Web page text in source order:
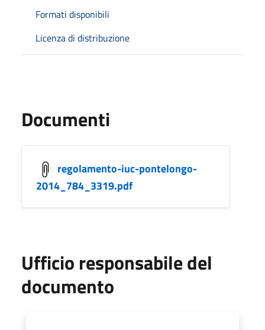
Formati disponibili
Licenza di distribuzione
Documenti
regolamento-iuc-pontelongo-
2014_784_3319.pdf
Ufficio responsabile del
documento